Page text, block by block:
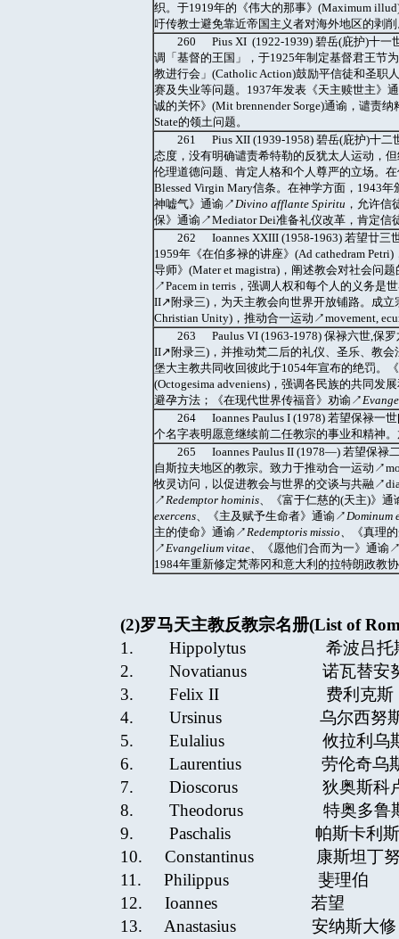
织。于1919年的《伟大的那事》(Maximum
吁传教士避免靠近帝国主义者对海外地区的剥
260 Pius XI (1922-1939) 碧岳(庇护)十一
调「基督的王国」，于1925年制定基督君王节
教进行会」(Catholic Action)鼓励平信徒和圣职
赛及失业等问题。1937年发表《天主赎世主》
诚的关怀》(Mit brennender Sorge)通谕，谴责
State的领土问题。
261 Pius XII (1939-1958) 碧岳(庇护)十二
态度，没有明确谴责希特勒的反犹太人运动，
伦理道德问题、肯定人格和个人尊严的立场。
Blessed Virgin Mary信条。在神学方面，1943
神嘘气》通谕↗Divino afflante Spiritu ，允许信
保》通谕↗Mediator Dei准备礼仪改革，肯定信
262 Ioannes XXIII (1958-1963) 若望廿三
1959年《在伯多禄的讲座》(Ad cathedram
导师》(Mater et magistra)，阐述教会对社会问
↗Pacem in terris，强调人权和每个人的义务是
II↗附录三)，为天主教会向世界开放铺路。成立
Christian Unity)，推动合一运动↗movement,
263 Paulus VI (1963-1978) 保禄六世,保
II↗附录三)，并推动梵二后的礼仪、圣乐、教
堡大主教共同收回彼此于1054年宣布的绝罚。
(Octogesima adveniens)，强调各民族的共同发
避孕方法；《在现代世界传福音》劝谕↗
264 Ioannes Paulus I (1978) 若望保禄一
个名字表明愿意继续前二任教宗的事业和精神
265 Ioannes Paulus II (1978—) 若望保禄
自斯拉夫地区的教宗。致力于推动合一运动
牧灵访问，以促进教会与世界的交谈与共融
↗Redemptor hominis、《富于仁慈的(天主)》
exercens、《主及赋予生命者》通谕↗Dominum
主的使命》通谕↗Redemptoris missio、
《真理
↗Evangelium vitae、
《愿他们合而为一》通谕
1984年重新修定梵蒂冈和意大利的拉特朗政教
(2)罗马天主教反教宗名册(List of
1. Hippolytus 希波
2. Novatianus 诺瓦
3. Felix II 费利
4. Ursinus 乌尔西
5. Eulalius 攸拉利
6. Laurentius 劳伦奇
7. Dioscorus 狄奥
8. Theodorus 特奥
9. Paschalis 帕斯
10. Constantinus 康斯
11. Philippus 斐
12. Ioannes
13. Anastasius 安纳